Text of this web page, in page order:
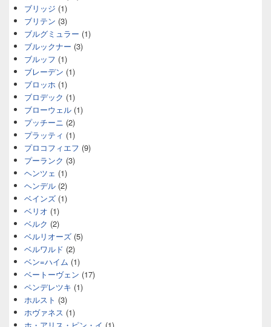
ブリッジ (1)
ブリテン (3)
ブルグミュラー (1)
ブルックナー (3)
ブルッフ (1)
ブレーデン (1)
ブロッホ (1)
ブロデック (1)
ブローウェル (1)
プッチーニ (2)
プラッティ (1)
プロコフィエフ (9)
プーランク (3)
ヘンツェ (1)
ヘンデル (2)
ベインズ (1)
ベリオ (1)
ベルク (2)
ベルリオーズ (5)
ベルワルド (2)
ベン=ハイム (1)
ベートーヴェン (17)
ペンデレツキ (1)
ホルスト (3)
ホヴァネス (1)